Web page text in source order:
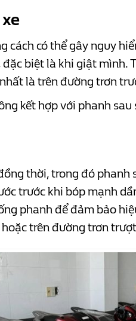
cách có thể gây nguy
biệt là khi giật
là trên đường trơn
kết hợp với phanh
thời, trong đó
trước khi bóp mạnh
phanh để đảm bảo
trên đường trơn